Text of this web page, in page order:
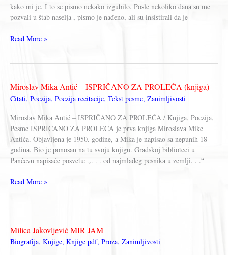
kako mi je. I to se pismo nekako izgubilo. Posle nekoliko dana su me
pozvali u štab naselja , pismo je nađeno, ali su insistirali da je
Miroslav
PRVA
KNJIGA
Read More »
Miroslav Mika Antić – ISPRIČANO ZA PROLEĆA (knjiga)
Citati, Poezija, Poezija recitacije, Tekst pesme, Zanimljivosti
Miroslav Mika Antić – ISPRIČANO ZA PROLEĆA / Knjiga, Poezija,
Pesme ISPRIČANO ZA PROLEĆA je prva knjiga Miroslava Mike
Antića. Objavljena je 1950. godine, a Mika je napisao sa nepunih 18
godina. Bio je ponosan na tu svoju knjigu. Gradskoj biblioteci u
Pančevu napisaće posvetu: „. . . od najmlađeg pesnika u zemlji. . .“
Miroslav
ZA
PROLEĆA
Read More »
Milica Jakovljević MIR JAM
Biografija, Knjige, Knjige pdf, Proza, Zanimljivosti